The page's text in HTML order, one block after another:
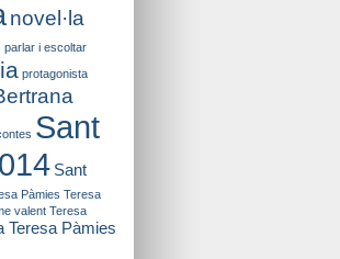
novel·la
parlar i escoltar
protagonista
Sant
Sant
Pàmies Teresa
valent Teresa
Teresa Pàmies